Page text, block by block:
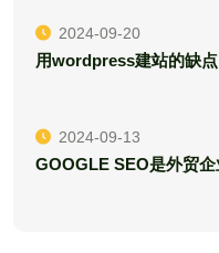
2024-09-20
用wordpress建站的缺点
2024-09-13
GOOGLE SEO是外贸